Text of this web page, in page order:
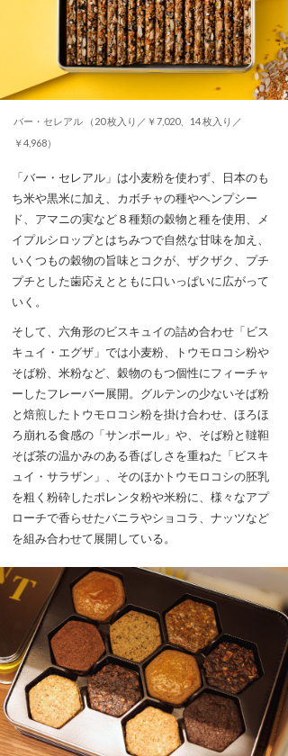
バー・セレアル （20 枚入り／￥7,020、14 枚入り／
￥4,968）
「バー・セレアル」は小麦粉を使わず、日本のも
ち米や黒米に加え、カボチャの種やヘンプシー
ド、アマニの実など８種類の穀物と種を使用、メ
イプルシロップとはちみつで自然な甘味を加え、
いくつもの穀物の旨味とコクが、ザクザク、プチ
プチとした歯応えとともに口いっぱいに広がって
いく。
そして、六角形のビスキュイの詰め合わせ「ビス
キュイ・エグザ」では小麦粉、トウモロコシ粉や
そば粉、米粉など、穀物のもつ個性にフィーチャ
ーしたフレーバー展開。グルテンの少ないそば粉
と焙煎したトウモロコシ粉を掛け合わせ、ほろほ
ろ崩れる食感の「サンポール」や、そば粉と韃靼
そば茶の温かみのある香ばしさを重ねた「ビスキ
ュイ・サラザン」、そのほかトウモロコシの胚乳
を粗く粉砕したポレンタ粉や米粉に、様々なアプ
ローチで香らせたバニラやショコラ、ナッツなど
を組み合わせて展開している。